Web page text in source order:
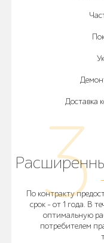
Доставка
По контракту
срок - от 1 года. В
оптимальную
потребителем